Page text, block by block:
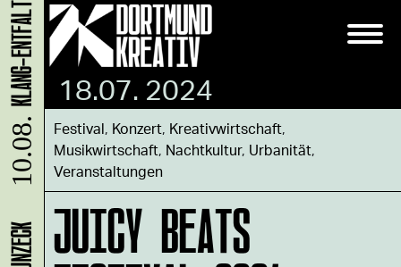
18.07. 2024
Festival, Konzert, Kreativwirtschaft,
Musikwirtschaft, Nachtkultur, Urbanität,
Veranstaltungen
JUICY BEATS
10.08.